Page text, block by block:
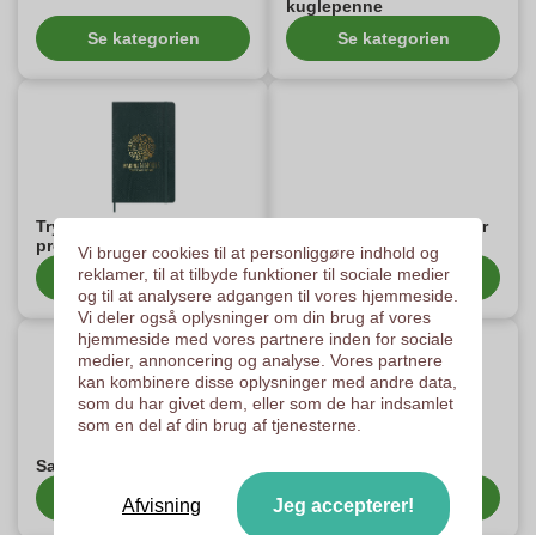
Se kategorien
kuglepenne
Se kategorien
TrykteMoleskine®-
produkter
Se kategorien
Stabilo Boss®-produkter
med print
Se kategorien
Samsonite-artikler
Se kategorien
Se kategorien
Vi bruger cookies til at personliggøre indhold og
reklamer, til at tilbyde funktioner til sociale medier
og til at analysere adgangen til vores hjemmeside.
Vi deler også oplysninger om din brug af vores
hjemmeside med vores partnere inden for sociale
medier, annoncering og analyse. Vores partnere
kan kombinere disse oplysninger med andre data,
som du har givet dem, eller som de har indsamlet
som en del af din brug af tjenesterne.
Afvisning Jeg accepterer!